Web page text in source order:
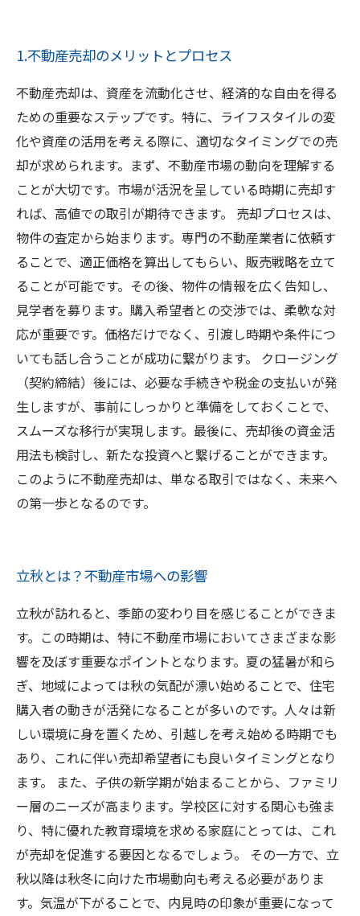
1.不動産売却のメリットとプロセス
不動産売却は、資産を流動化させ、経済的な自由を得る
ための重要なステップです。特に、ライフスタイルの変
化や資産の活用を考える際に、適切なタイミングでの売
却が求められます。まず、不動産市場の動向を理解する
ことが大切です。市場が活況を呈している時期に売却す
れば、高値での取引が期待できます。 売却プロセスは、
物件の査定から始まります。専門の不動産業者に依頼す
ることで、適正価格を算出してもらい、販売戦略を立て
ることが可能です。その後、物件の情報を広く告知し、
見学者を募ります。購入希望者との交渉では、柔軟な対
応が重要です。価格だけでなく、引渡し時期や条件につ
いても話し合うことが成功に繋がります。 クロージング
（契約締結）後には、必要な手続きや税金の支払いが発
生しますが、事前にしっかりと準備をしておくことで、
スムーズな移行が実現します。最後に、売却後の資金活
用法も検討し、新たな投資へと繋げることができます。
このように不動産売却は、単なる取引ではなく、未来へ
の第一歩となるのです。
立秋とは？不動産市場への影響
立秋が訪れると、季節の変わり目を感じることができま
す。この時期は、特に不動産市場においてさまざまな影
響を及ぼす重要なポイントとなります。夏の猛暑が和ら
ぎ、地域によっては秋の気配が漂い始めることで、住宅
購入者の動きが活発になることが多いのです。人々は新
しい環境に身を置くため、引越しを考え始める時期でも
あり、これに伴い売却希望者にも良いタイミングとなり
ます。 また、子供の新学期が始まることから、ファミリ
ー層のニーズが高まります。学校区に対する関心も強ま
り、特に優れた教育環境を求める家庭にとっては、これ
が売却を促進する要因となるでしょう。 その一方で、立
秋以降は秋冬に向けた市場動向も考える必要がありま
す。気温が下がることで、内見時の印象が重要になって